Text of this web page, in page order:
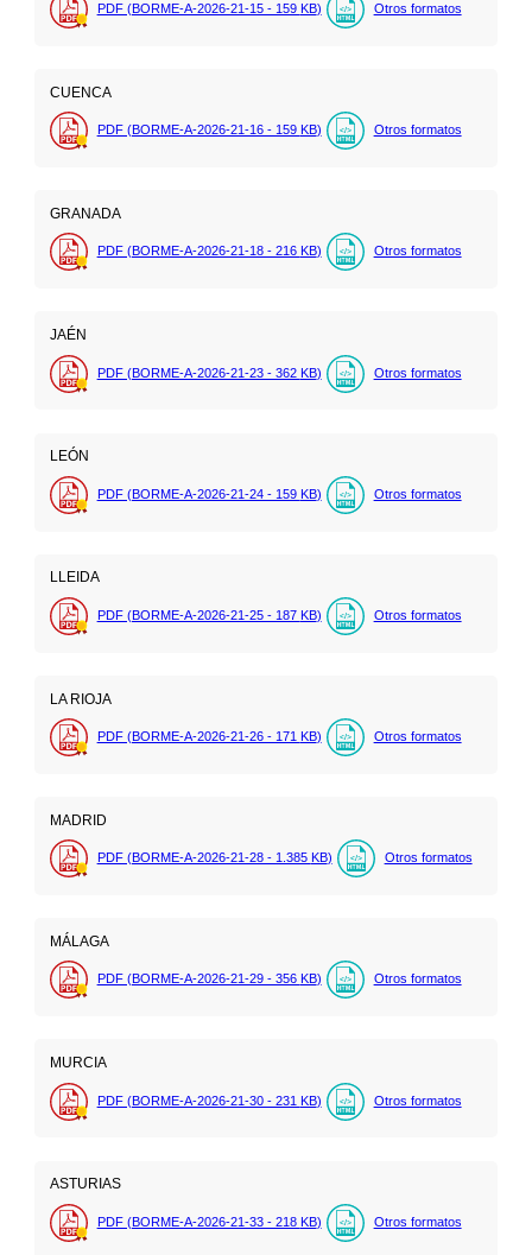
PDF (BORME-A-2026-21-15 - 159 KB) Otros formatos
CUENCA
PDF (BORME-A-2026-21-16 - 159 KB) Otros formatos
GRANADA
PDF (BORME-A-2026-21-18 - 216 KB) Otros formatos
JAÉN
PDF (BORME-A-2026-21-23 - 362 KB) Otros formatos
LEÓN
PDF (BORME-A-2026-21-24 - 159 KB) Otros formatos
LLEIDA
PDF (BORME-A-2026-21-25 - 187 KB) Otros formatos
LA RIOJA
PDF (BORME-A-2026-21-26 - 171 KB) Otros formatos
MADRID
PDF (BORME-A-2026-21-28 - 1.385 KB) Otros formatos
MÁLAGA
PDF (BORME-A-2026-21-29 - 356 KB) Otros formatos
MURCIA
PDF (BORME-A-2026-21-30 - 231 KB) Otros formatos
ASTURIAS
PDF (BORME-A-2026-21-33 - 218 KB) Otros formatos